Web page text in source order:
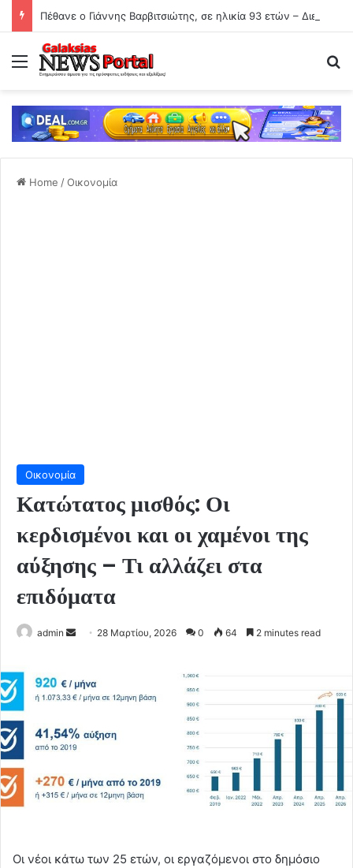
Menu
Home /Οικονομία
Οικονομία
Κατώτατος μισθός: Οι
κερδισμένοι και οι χαμένοι της
αύξησης – Τι αλλάζει στα
επιδόματα
admin
Send 28 Μαρτίου, 2026 0 64 2 minutes read
Οι νέοι κάτω των 25 ετών, οι εργαζόμενοι στο δημόσιο